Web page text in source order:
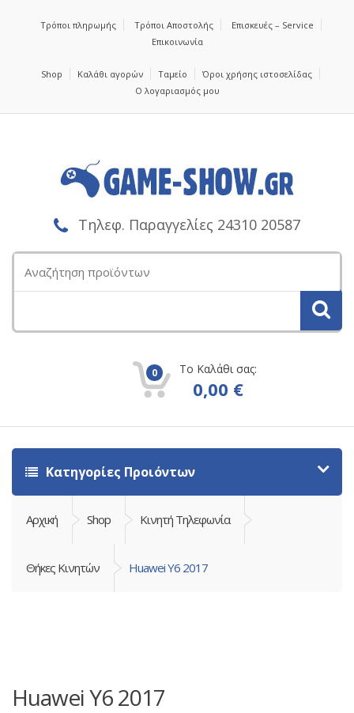
Τρόποι πληρωμής Τρόποι Αποστολής
Επισκευές – Service
Επικοινωνία
Shop Καλάθι αγορών Ταμείο
Όροι χρήσης ιστοσελίδας
Ο λογαριασμός μου
Τηλεφ. Παραγγελίες 24310 20587
για:
0 Το Καλάθι σας:
0,00 €
Κατηγορίες Προιόντων
Αρχική Shop Κινητή Τηλεφωνία
Θήκες Κινητών Huawei Y6 2017
Huawei Y6 2017